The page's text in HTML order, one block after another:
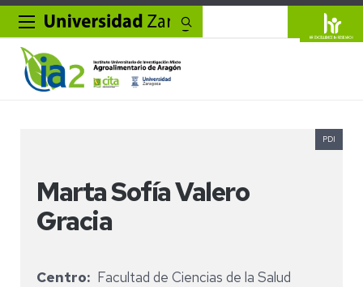
Marta Sofía Valero
Gracia
PDI
Centro
Facultad de Ciencias de la Salud